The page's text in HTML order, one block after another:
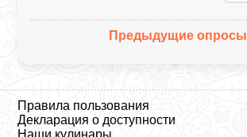
Предыдущие опросы
Правила пользования
Декларация о доступности